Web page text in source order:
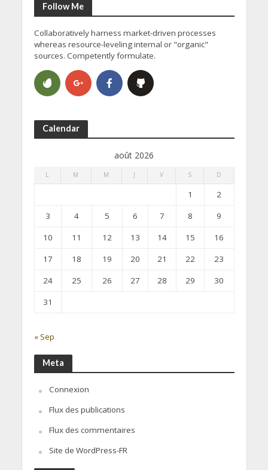
Follow Me
Collaboratively harness market-driven processes
whereas resource-leveling internal or "organic"
sources. Competently formulate.
Calendar
août 2026
L M M J V S D
1
2
3
4 5 6 7 8
9
10
11 12 13 14 15
16
17
18 19 20 21 22
23
24
25 26 27 28 29
30
31
« Sep
Meta
Connexion
Flux des publications
Flux des commentaires
Site de WordPress-FR